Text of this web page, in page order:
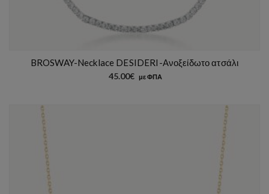
BROSWAY-Necklace DESIDERI-Ανοξείδωτο ατσάλι
45.00€ με ΦΠΑ